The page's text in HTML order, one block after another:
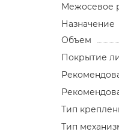
Межосевое
Назначение
Объем
Покрытие
Тип
Тип